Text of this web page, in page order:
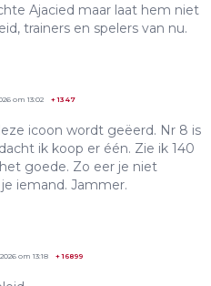
Ajacied maar laat hem niet
trainers en spelers van nu.
om 13:02 +1347
icoon wordt geëerd. Nr 8 is
ik koop er één. Zie ik 140
goede. Zo eer je niet
iemand. Jammer.
om 13:18 +16899